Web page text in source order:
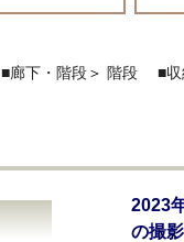
■廊下・階段＞ 階段 ■
2023
の撮